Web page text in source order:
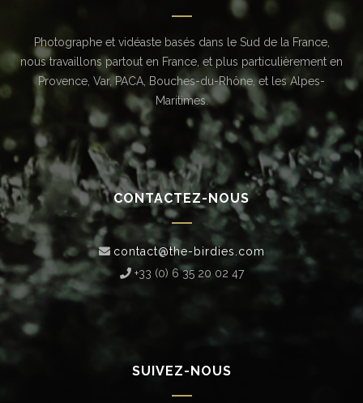
Photographe et vidéaste basés dans le Sud de la France,
nous travaillons partout en France, et plus particulièrement en
Provence, Var, PACA, Bouches-du-Rhône, et les Alpes-
Maritimes.
CONTACTEZ-NOUS
contact@the-birdies.com
+33 (0) 6 35 20 02 47‬
SUIVEZ-NOUS